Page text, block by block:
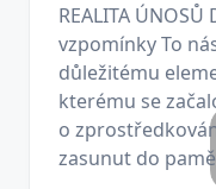
REALITA
vzpomínky To
důležitému
kterému se
o
zasunut do